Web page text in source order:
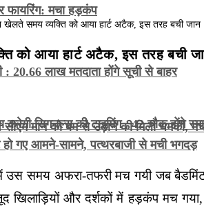
फायरिंग: मचा हड़कंप
20.66 लाख मतदाता होंगे सूची से बाहर
सीएम मान को बम से उड़ाने की मिली धमकी,
सिगनल्स की टाइमिंग , 42 चौक होंगे
हो गए आमने-सामने, पत्थरबाजी से मची भगदड़
को आया हार्ट अटैक, इस तरह बची
समय अफरा-तफरी मच गयी जब
और दर्शकों में हड़कंप मच गया,